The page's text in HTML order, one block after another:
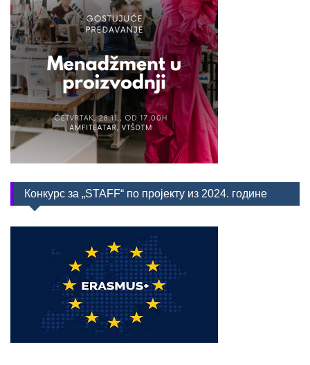
Конкурс за „STAFF“ по пројекту из 2024. године